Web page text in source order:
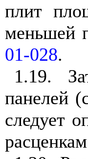
плит
меньшей
01-028.
1.19.
панелей
следует
расценкам